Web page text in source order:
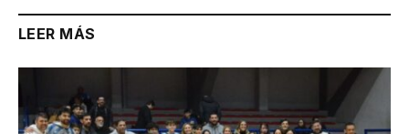
LEER MÁS